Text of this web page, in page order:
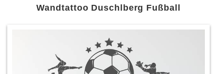
Wandtattoo Duschlberg Fußball